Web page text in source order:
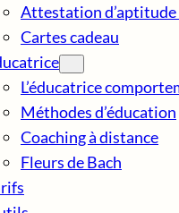
Attestation d’aptitude
Cartes cadeau
L’éducatrice
Méthodes d’éducation
Coaching à distance
Fleurs de Bach